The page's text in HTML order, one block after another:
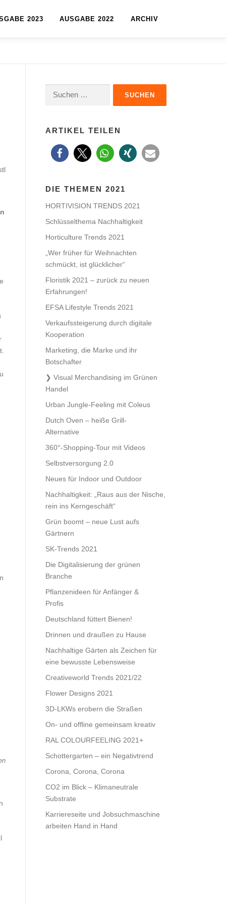
2023 AUSGABE 2022 ARCHIV
ARTIKEL TEILEN
DIE THEMEN 2021
HORTIVISION TRENDS 2021
Schlüsselthema Nachhaltigkeit
Horticulture Trends 2021
„Wer früher für Weihnachten
schmückt, ist glücklicher“
Floristik 2021 – zurück zu neuen
Erfahrungen!
EFSA Lifestyle Trends 2021
Verkaufssteigerung durch digitale
Kooperation
Marketing, die Marke und ihr
Botschafter
Visual Merchandising im Grünen
Handel
Urban Jungle-Feeling mit Coleus
Dutch Oven – heiße Grill-
Alternative
360°-Shopping-Tour mit Videos
Selbstversorgung 2.0
Neues für Indoor und Outdoor
Nachhaltigkeit: „Raus aus der Nische,
rein ins Kerngeschäft“
Grün boomt – neue Lust aufs
Gärtnern
SK-Trends 2021
Die Digitalisierung der grünen
Branche
Pflanzenideen für Anfänger &
Profis
Deutschland füttert Bienen!
Drinnen und draußen zu Hause
Nachhaltige Gärten als Zeichen für
eine bewusste Lebensweise
Creativeworld Trends 2021/22
Flower Designs 2021
3D-LKWs erobern die Straßen
On- und offline gemeinsam kreativ
RAL COLOURFEELING 2021+
Schottergarten – ein Negativtrend
Corona, Corona, Corona
CO2 im Blick – Klimaneutrale
Substrate
Karriereseite und Jobsuchmaschine
arbeiten Hand in Hand